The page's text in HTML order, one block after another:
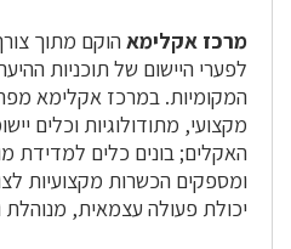
מרכז אקלימא הוקם מתוך
לפערי היישום של תוכניות
המקומיות. במרכז אקלימא
מקצועי, מתודולוגיות וכלים
האקלים; בונים כלים למדידת
ומספקים הכשרות מקצועיות
יכולת פעולה עצמאית, מנוהלת